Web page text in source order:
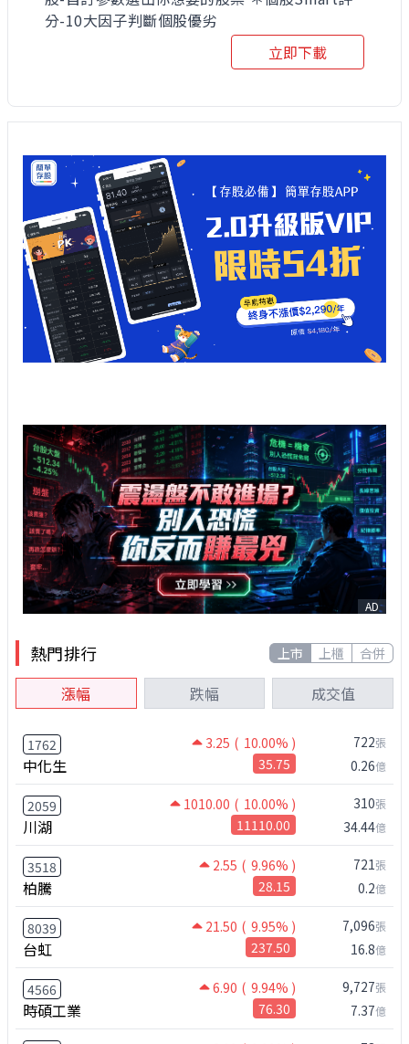
分-10大因子判斷個股優劣
立即下載
AD
熱門排行 上市 上櫃 合併
漲幅 跌幅 成交值
1762 3.25 ( 10.00% )
中化生 35.75
722張
0.26億
2059 1010.00 ( 10.00% )
川湖 11110.00
310張
34.44億
3518 2.55 ( 9.96% )
柏騰 28.15
721張
0.2億
8039 21.50 ( 9.95% )
台虹 237.50
7,096張
16.8億
4566 6.90 ( 9.94% )
時碩工業 76.30
9,727張
7.37億